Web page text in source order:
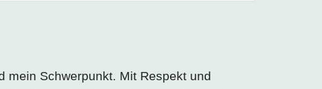
mein Schwerpunkt. Mit Respekt und